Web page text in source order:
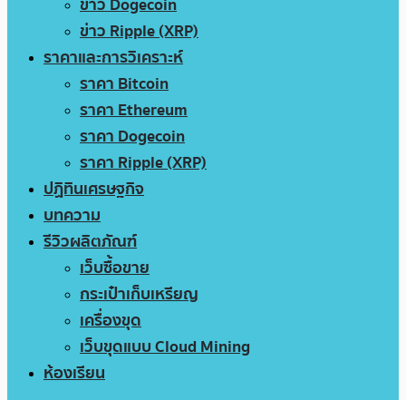
ข่าว Ripple (XRP)
ราคาและการวิเคราะห์
ราคา Bitcoin
ราคา Ethereum
ราคา Dogecoin
ราคา Ripple (XRP)
ปฏิทินเศรษฐกิจ
บทความ
รีวิวผลิตภัณฑ์
เว็บซื้อขาย
กระเป๋าเก็บเหรียญ
เครื่องขุด
เว็บขุดแบบ Cloud Mining
ห้องเรียน